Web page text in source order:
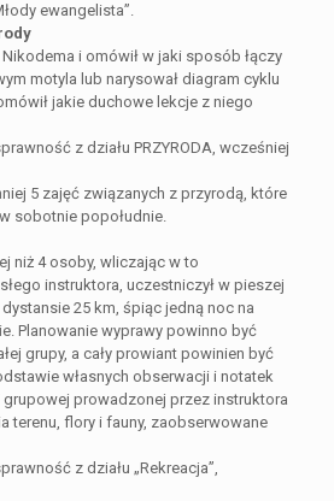
ewangelista”.
i omówił w jaki sposób łączy
motyla lub narysował diagram cyklu
jakie duchowe lekcje z niego
z działu PRZYRODA, wcześniej
5 zajęć związanych z przyrodą, które
sobotnie popołudnie.
niż 4 osoby, wliczając w to
instruktora, uczestniczył w pieszej
25 km, śpiąc jedną noc na
Planowanie wyprawy powinno być
grupy, a cały prowiant powinien być
własnych obserwacji i notatek
grupowej prowadzonej przez instruktora
terenu, flory i fauny, zaobserwowane
z działu „Rekreacja”,